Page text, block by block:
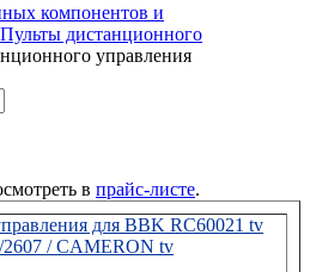
компонентов и
Пульты дистанционного
управления
в прайс-листе.
для BBK RC60021 tv
2607 / CAMERON tv